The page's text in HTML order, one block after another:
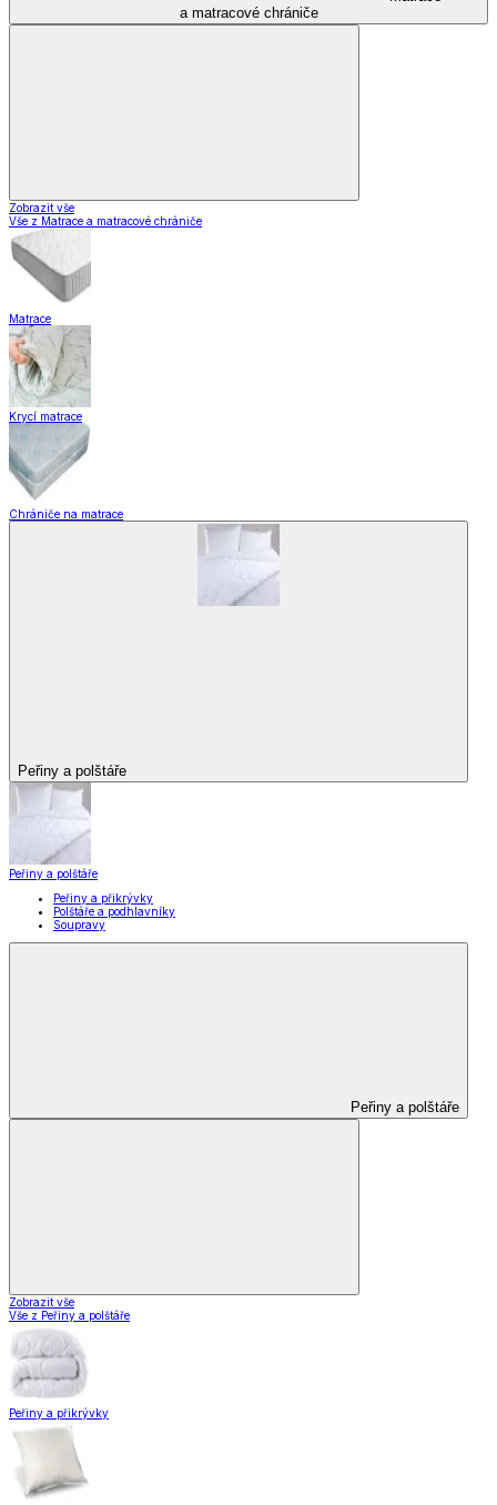
a matracové chrániče
Zobrazit vše
Vše z Matrace a matracové chrániče
Matrace
Krycí matrace
Chrániče na matrace
Peřiny a polštáře
Peřiny a polštáře
Peřiny a přikrývky
Polštáře a podhlavníky
Soupravy
Peřiny a polštáře
Zobrazit vše
Vše z Peřiny a polštáře
Peřiny a přikrývky